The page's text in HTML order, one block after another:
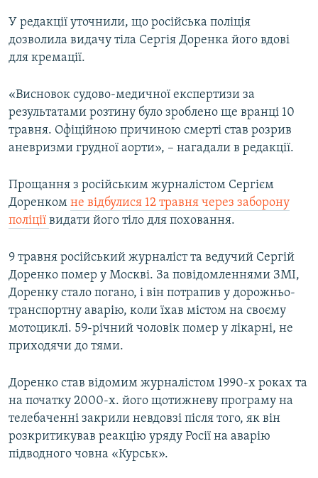
У редакції уточнили, що російська поліція
дозволила видачу тіла Сергія Доренка його вдові
для кремації.
«Висновок судово-медичної експертизи за
результатами розтину було зроблено ще вранці 10
травня. Офіційною причиною смерті став розрив
аневризми грудної аорти», – нагадали в редакції.
Прощання з російським журналістом Сергієм
Доренком не відбулися 12 травня через заборону
поліції видати його тіло для поховання.
9 травня російський журналіст та ведучий Сергій
Доренко помер у Москві. За повідомленнями ЗМІ,
Доренку стало погано, і він потрапив у дорожньо-
транспортну аварію, коли їхав містом на своєму
мотоциклі. 59-річний чоловік помер у лікарні, не
приходячи до тями.
Доренко став відомим журналістом 1990-х роках та
на початку 2000-х. його щотижневу програму на
телебаченні закрили невдовзі після того, як він
розкритикував реакцію уряду Росії на аварію
підводного човна «Курськ».